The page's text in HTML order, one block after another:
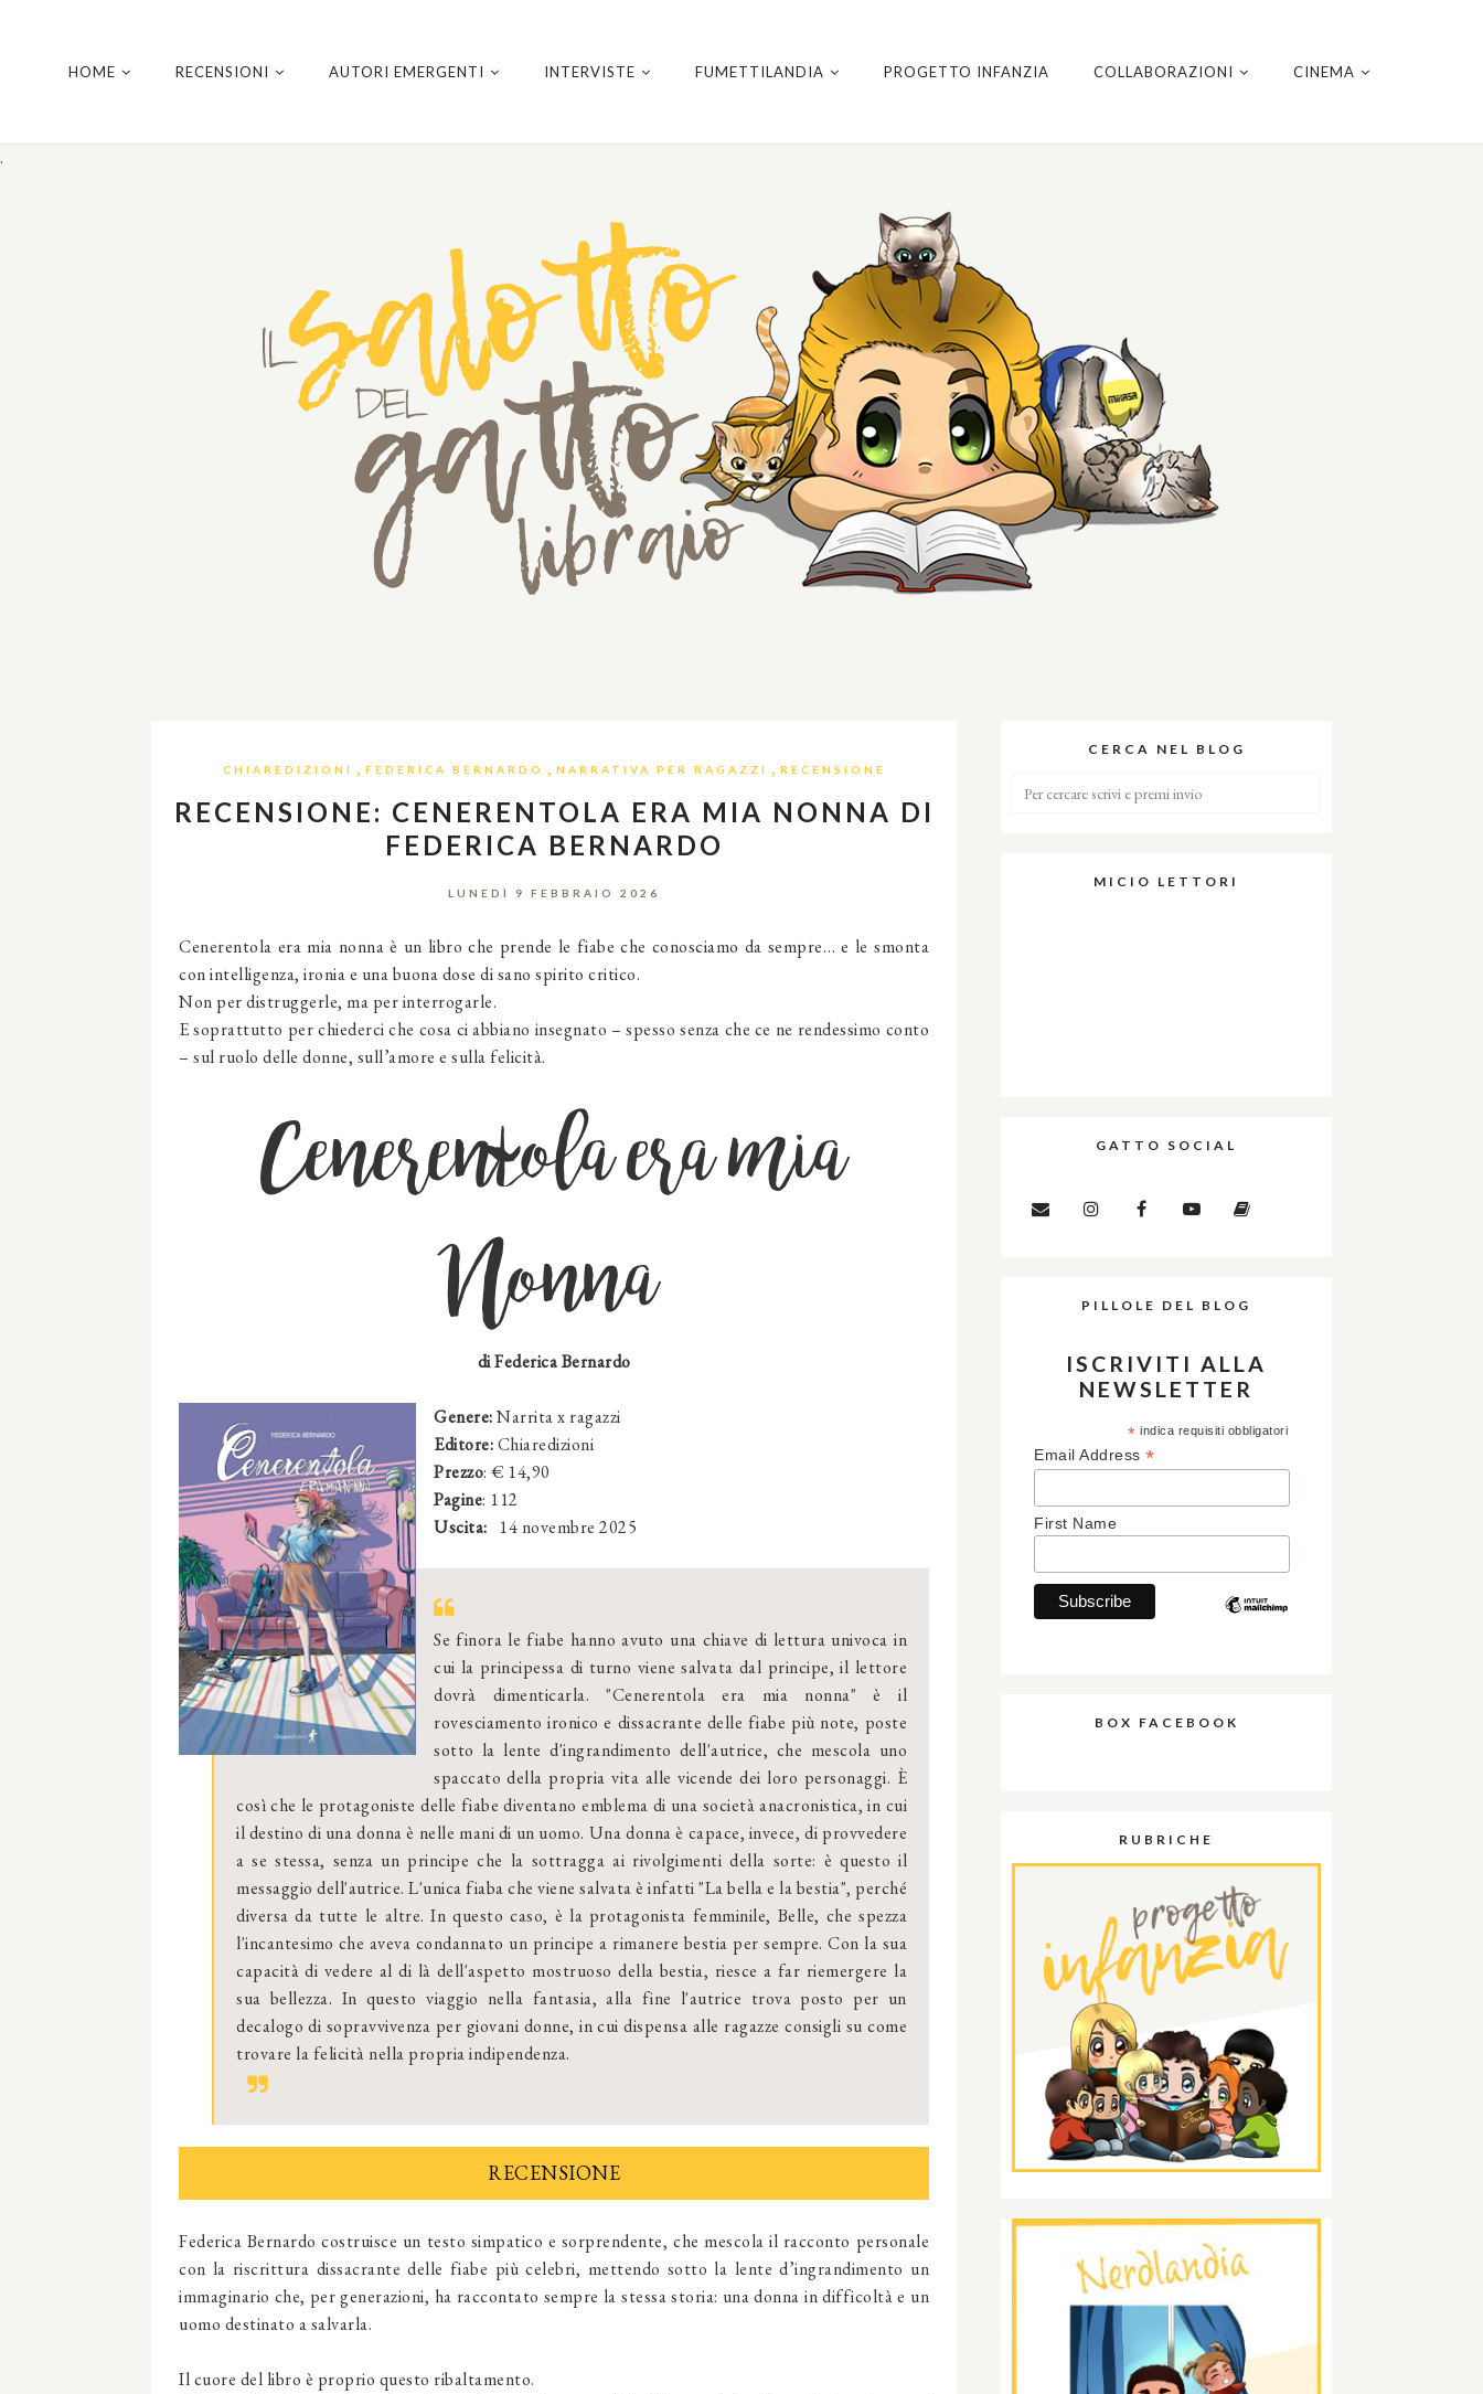
.
HOME RECENSIONI AUTORI EMERGENTI INTERVISTE FUMETTILANDIA PROGETTO INFANZIA COLLABORAZIONI CINEMA
CHIAREDIZIONI , FEDERICA BERNARDO , NARRATIVA PER RAGAZZI , RECENSIONE
RECENSIONE: CENERENTOLA ERA MIA NONNA DI
FEDERICA BERNARDO
LUNEDÌ 9 FEBBRAIO 2026
Cenerentola era mia nonna è un libro che prende le fiabe che conosciamo da sempre… e le smonta
con intelligenza, ironia e una buona dose di sano spirito critico.
Non per distruggerle, ma per interrogarle.
E soprattutto per chiederci che cosa ci abbiano insegnato – spesso senza che ce ne rendessimo conto
– sul ruolo delle donne, sull’amore e sulla felicità.
Cenerentola era mia
Nonna
di Federica Bernardo
Genere:Narrita x ragazzi
Editore:Chiaredizioni
Prezzo: € 14,90
Pagine: 112
Uscita:
14 novembre 2025
Se finora le fiabe hanno avuto una chiave di lettura univoca in
cui la principessa di turno viene salvata dal principe, il lettore
dovrà dimenticarla. "Cenerentola era mia nonna" è il
rovesciamento ironico e dissacrante delle fiabe più note, poste
sotto la lente d'ingrandimento dell'autrice, che mescola uno
spaccato della propria vita alle vicende dei loro personaggi. È
così che le protagoniste delle fiabe diventano emblema di una società anacronistica, in cui
il destino di una donna è nelle mani di un uomo. Una donna è capace, invece, di provvedere
a se stessa, senza un principe che la sottragga ai rivolgimenti della sorte: è questo il
messaggio dell'autrice. L'unica fiaba che viene salvata è infatti "La bella e la bestia", perché
diversa da tutte le altre. In questo caso, è la protagonista femminile, Belle, che spezza
l'incantesimo che aveva condannato un principe a rimanere bestia per sempre. Con la sua
capacità di vedere al di là dell'aspetto mostruoso della bestia, riesce a far riemergere la
sua bellezza. In questo viaggio nella fantasia, alla fine l'autrice trova posto per un
decalogo di sopravvivenza per giovani donne, in cui dispensa alle ragazze consigli su come
trovare la felicità nella propria indipendenza.
RECENSIONE
Federica Bernardo costruisce un testo simpatico e sorprendente, che mescola il racconto personale
con la riscrittura dissacrante delle fiabe più celebri, mettendo sotto la lente d’ingrandimento un
immaginario che, per generazioni, ha raccontato sempre la stessa storia: una donna in difficoltà e un
uomo destinato a salvarla.
Il cuore del libro è proprio questo ribaltamento.
CERCA NEL BLOG
MICIO LETTORI
GATTO SOCIAL
PILLOLE DEL BLOG
ISCRIVITI ALLA
NEWSLETTER
* indica requisiti obbligatori
Email Address *
First Name
BOX FACEBOOK
RUBRICHE